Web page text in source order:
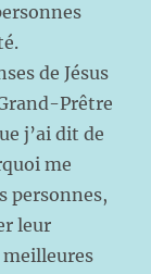
de Jésus
Prêtre
j’ai dit de
me
personnes,
leur
meilleures